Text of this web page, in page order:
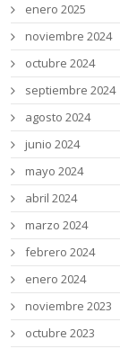
enero 2025
noviembre 2024
octubre 2024
septiembre 2024
agosto 2024
junio 2024
mayo 2024
abril 2024
marzo 2024
febrero 2024
enero 2024
noviembre 2023
octubre 2023